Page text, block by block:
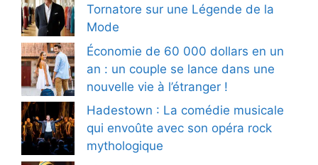
Tornatore sur une Légende de la
Mode
Économie de 60 000 dollars en un
an : un couple se lance dans une
nouvelle vie à l’étranger !
Hadestown : La comédie musicale
qui envoûte avec son opéra rock
mythologique